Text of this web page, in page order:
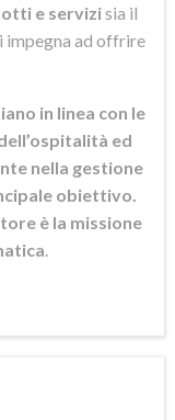
e servizisia il
impegna ad offrire
in linea con le
ed
nella gestione
obiettivo.
è la missione